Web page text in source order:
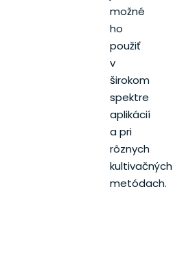
možné
ho
použiť
v
širokom
spektre
aplikácií
a pri
rôznych
kultivačných
metódach.